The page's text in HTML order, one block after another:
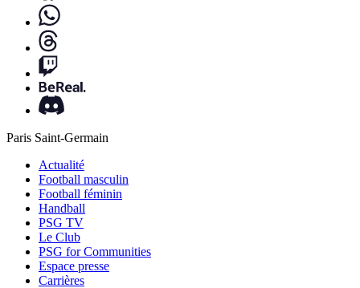
Paris Saint-Germain
Actualité
Football masculin
Football féminin
Handball
PSG TV
Le Club
PSG for Communities
Espace presse
Carrières